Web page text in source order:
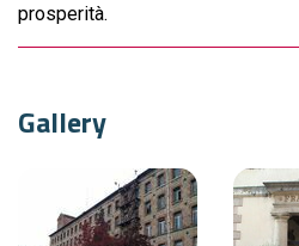
prosperità.
Gallery